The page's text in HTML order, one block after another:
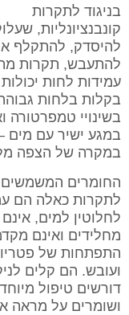
בניגוד לתקרות
קונבנציונליות,
להיסדק, להתקלף או
להתעבש, תקרות
עמידות לחות
בקלות בלחות
בשינויי טמפרטורה
במגע ישיר עם מים
במקרה של הצפה
החומרים המשמשים
לתקרות כאלה הם
לחלוטין למים, אינם
מחלידים ואינם
התפתחות של
ועובש. הם קלים
דורשים טיפול מיוחד
ושומרים על מראה